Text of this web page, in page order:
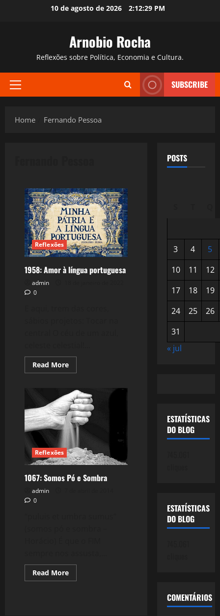
10 de agosto de 2026 2:12:30 PM
Arnobio Rocha
Reflexões sobre Política, Economia e Cultura.
Primary
SUBSCRIBE
Home Fernando Pessoa
Reflexões
1958: Amor à língua portuguesa
admin
0
Read MoreRead
more
Amor
à
língua
portuguesa
Reflexões
1067: Somos Pó e Sombra
admin
0
Read MoreRead
more
POSTS
3 4
5
10
11
12
17
18
19
24
25
26
31
« jul
ESTATÍSTICAS
DO BLOG
ESTATÍSTICAS
DO BLOG
COMENTÁRIOS